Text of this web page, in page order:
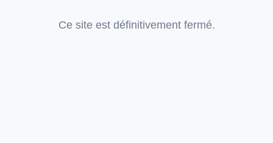
Ce site est définitivement fermé.